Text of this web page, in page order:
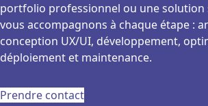
portfolio professionnel ou une solution
vous accompagnons à chaque étape :
conception UX/UI, développement,
déploiement et maintenance.
Prendre contact